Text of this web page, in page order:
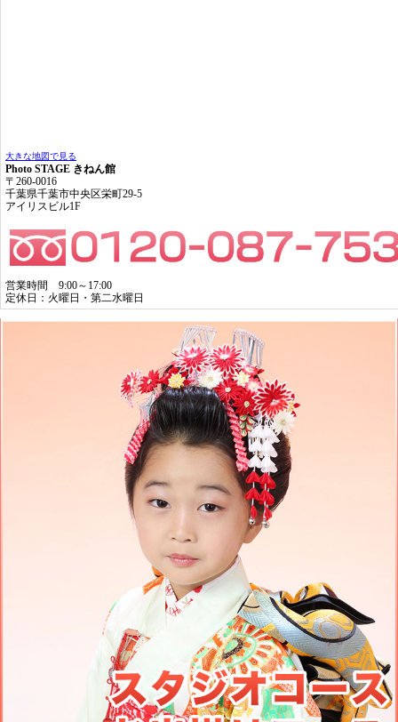
大きな地図で見る
Photo STAGE きねん館
〒260-0016
千葉県千葉市中央区栄町29-5
アイリスビル1F
営業時間 9:00～17:00
定休日：火曜日・第二水曜日